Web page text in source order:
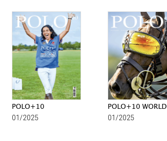
POLO+10
01/2025
POLO+10 WORLD
01/2025